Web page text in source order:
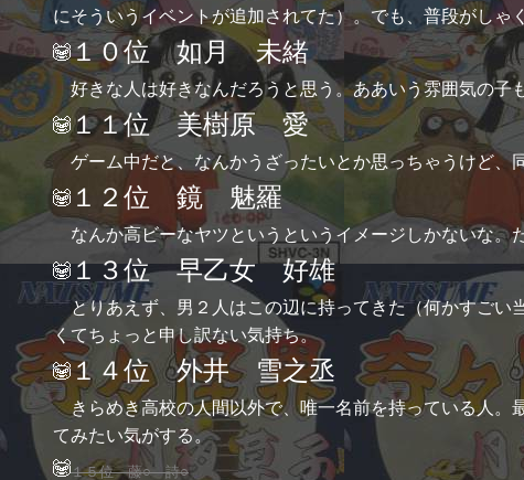
にそういうイベントが追加されてた）。でも、普段がしゃ
１０位 如月 未緒
好きな人は好きなんだろうと思う。ああいう雰囲気の子
１１位 美樹原 愛
ゲーム中だと、なんかうざったいとか思っちゃうけど、
１２位 鏡 魅羅
なんか高ビーなヤツというというイメージしかないな。
１３位 早乙女 好雄
とりあえず、男２人はこの辺に持ってきた（何かすご
くてちょっと申し訳ない気持ち。
１４位 外井 雪之丞
きらめき高校の人間以外で、唯一名前を持っている人
てみたい気がする。
１５位 藤○ 詩○